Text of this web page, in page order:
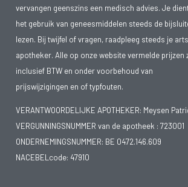
vervangen geenszins een medisch advies. Je
het gebruik van geneesmiddelen steeds de
lezen. Bij twijfel of vragen, raadpleeg steeds je
apotheker. Alle op onze website vermelde prijzen
inclusief BTW en onder voorbehoud van
prijswijzigingen en of typfouten.
VERANTWOORDELIJKE APOTHEKER: Meysen
VERGUNNINGSNUMMER van de apotheek : 723001
ONDERNEMINGSNUMMER: BE 0472.146.609
NACEBELcode: 47910